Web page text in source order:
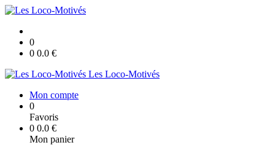
0
0 0.0 €
Les Loco-Motivés
Mon compte
0
Favoris
0 0.0 €
Mon panier